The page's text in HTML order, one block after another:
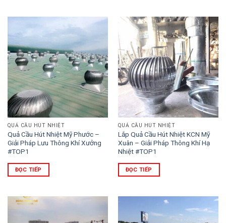
QUẢ CẦU HÚT NHIỆT
Quả Cầu Hút Nhiệt Mỹ Phước –
Giải Pháp Lưu Thông Khí Xưởng
#TOP1
ĐỌC TIẾP
QUẢ CẦU HÚT NHIỆT
Lắp Quả Cầu Hút Nhiệt KCN Mỹ
Xuân – Giải Pháp Thông Khí Hạ
Nhiệt #TOP1
ĐỌC TIẾP